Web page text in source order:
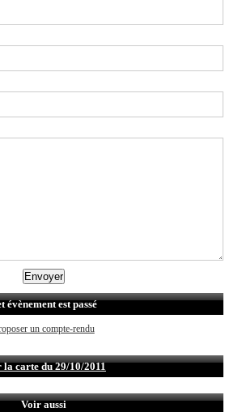
évènement est passé
un compte-rendu
la carte du 29/10/2011
Voir aussi